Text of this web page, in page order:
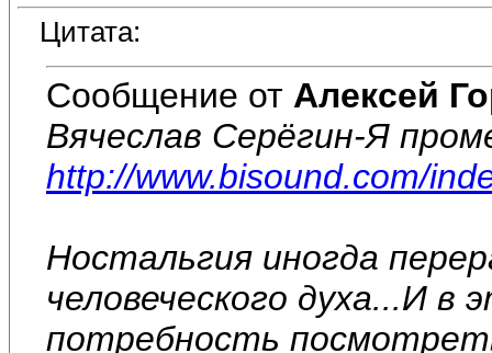
Цитата:
Сообщение от Алексей
Вячеслав Серёгин-Я
http://www.bisound.com/
Ностальгия иногда
человеческого духа...И в
потребность